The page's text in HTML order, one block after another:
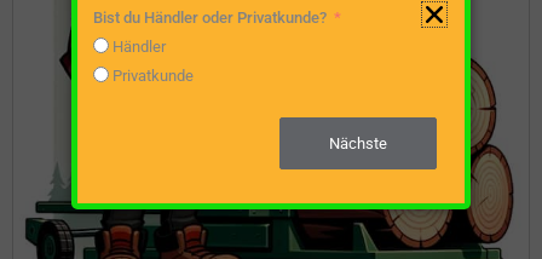
Bist du Händler oder Privatkunde?
Händler
Privatkunde
Nächste